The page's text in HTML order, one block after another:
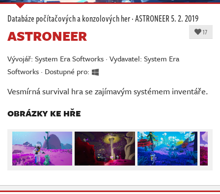
Soutěže
Databáze
Komunita
Databáze počítačových a konzolových her·ASTRONEER5. 2. 2019
17
ASTRONEER
Vývojář: System Era Softworks · Vydavatel: System Era
Softworks · Dostupné pro:
Vesmírná survival hra se zajímavým systémem inventáře.
OBRÁZKY KE HŘE